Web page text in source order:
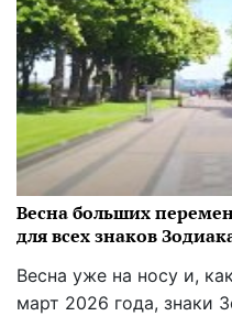
Весна больших
для всех знаков
Весна уже на носу и,
март 2026 года, знаки